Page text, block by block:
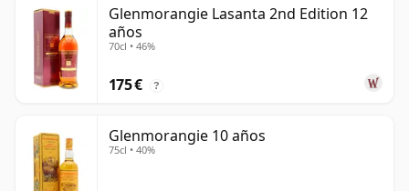
Glenmorangie Lasanta 2nd Edition 12
años
70cl • 46%
175 € ?
Glenmorangie 10 años
75cl • 40%